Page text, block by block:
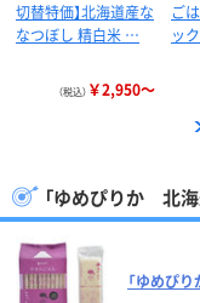
切替特価】北海道産な
なつぼし 精白米 …
（税込） ￥2,950～
ご
ッ
「ゆめぴりか 北
「ゆめぴり